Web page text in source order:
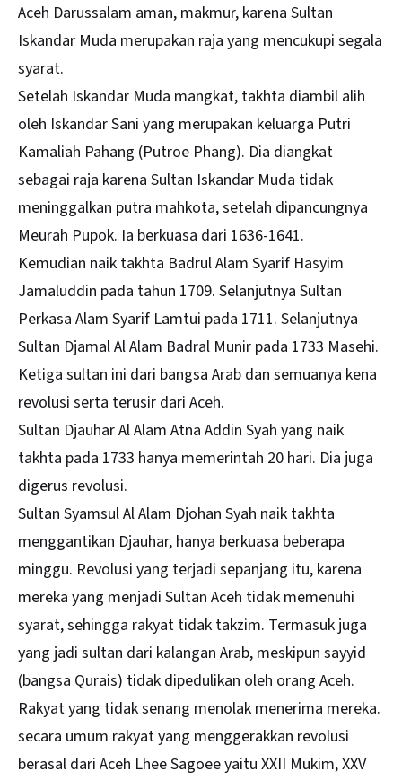
Aceh Darussalam aman, makmur, karena Sultan
Iskandar Muda merupakan raja yang mencukupi segala
syarat.
Setelah Iskandar Muda mangkat, takhta diambil alih
oleh Iskandar Sani yang merupakan keluarga Putri
Kamaliah Pahang (Putroe Phang). Dia diangkat
sebagai raja karena Sultan Iskandar Muda tidak
meninggalkan putra mahkota, setelah dipancungnya
Meurah Pupok. Ia berkuasa dari 1636-1641.
Kemudian naik takhta Badrul Alam Syarif Hasyim
Jamaluddin pada tahun 1709. Selanjutnya Sultan
Perkasa Alam Syarif Lamtui pada 1711. Selanjutnya
Sultan Djamal Al Alam Badral Munir pada 1733 Masehi.
Ketiga sultan ini dari bangsa Arab dan semuanya kena
revolusi serta terusir dari Aceh.
Sultan Djauhar Al Alam Atna Addin Syah yang naik
takhta pada 1733 hanya memerintah 20 hari. Dia juga
digerus revolusi.
Sultan Syamsul Al Alam Djohan Syah naik takhta
menggantikan Djauhar, hanya berkuasa beberapa
minggu. Revolusi yang terjadi sepanjang itu, karena
mereka yang menjadi Sultan Aceh tidak memenuhi
syarat, sehingga rakyat tidak takzim. Termasuk juga
yang jadi sultan dari kalangan Arab, meskipun sayyid
(bangsa Qurais) tidak dipedulikan oleh orang Aceh.
Rakyat yang tidak senang menolak menerima mereka.
secara umum rakyat yang menggerakkan revolusi
berasal dari Aceh Lhee Sagoee yaitu XXII Mukim, XXV